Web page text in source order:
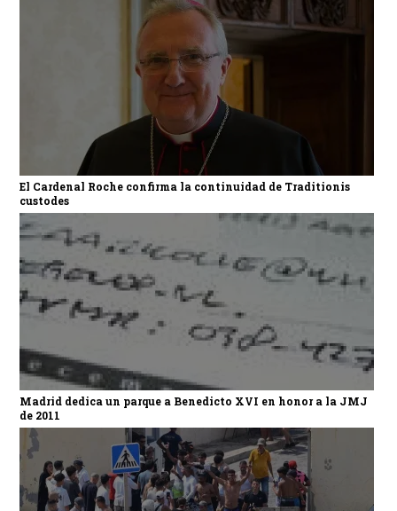
El Cardenal Roche confirma la continuidad de Traditionis
custodes
Madrid dedica un parque a Benedicto XVI en honor a la JMJ
de 2011